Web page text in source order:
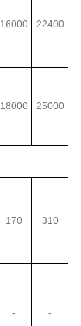
16000 22400
18000 25000
170 310
- -